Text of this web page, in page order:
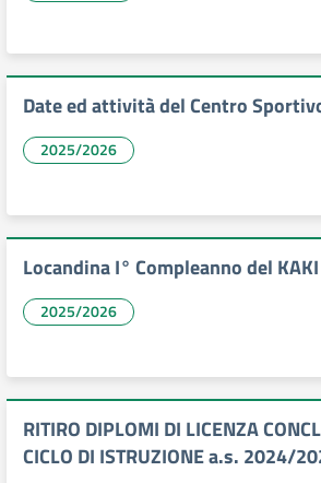
Date ed attività del Centro
2025/2026
Locandina I° Compleanno del KAKI
2025/2026
RITIRO DIPLOMI DI LICENZA
CICLO DI ISTRUZIONE a.s. 2024/